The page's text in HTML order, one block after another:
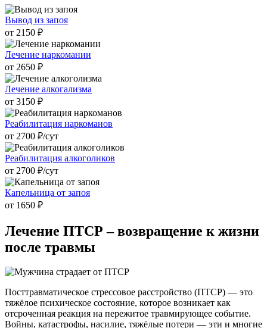
Вывод из запоя
от 2150 ₽
Лечение наркомании
от 2650 ₽
Лечение алкогализма
от 3150 ₽
Реабилитация наркоманов
от 2700 ₽/cут
Реабилитация алкоголиков
от 2700 ₽/cут
Капельница от запоя
от 1650 ₽
Лечение ПТСР – возвращение к жизни
после травмы
Посттравматическое стрессовое расстройство (ПТСР) — это
тяжёлое психическое состояние, которое возникает как
отсроченная реакция на пережитое травмирующее событие.
Войны, катастрофы, насилие, тяжёлые потери — эти и многие